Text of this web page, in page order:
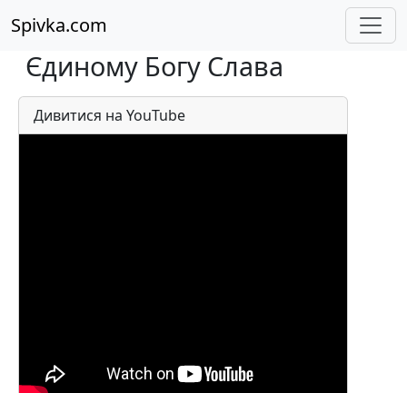
Spivka.com
Єдиному Богу Слава
Дивитися на YouTube